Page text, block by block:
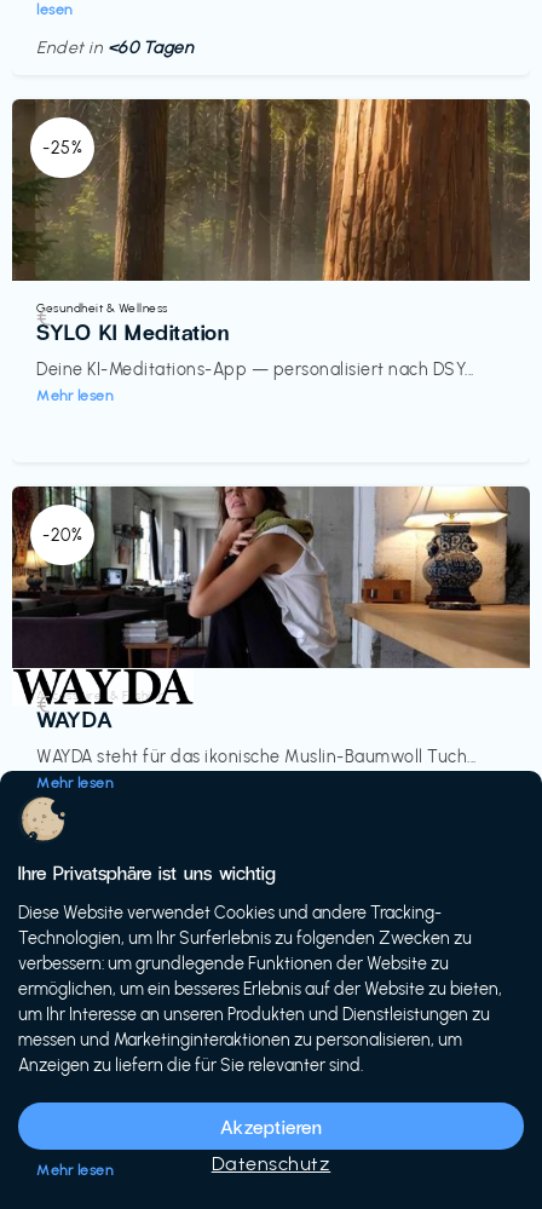
lesen
Endet in <60 Tagen
-25%
Gesundheit & Wellness
SYLO KI Meditation
Deine KI-Meditations-App — personalisiert nach DSY...
Mehr lesen
€‎
-20%
Accessoires & Fashion
WAYDA
WAYDA steht für das ikonische Muslin-Baumwoll Tuch...
Mehr lesen
€‎
-20%
Siech Cycles
Entdecke den Schweizer Brand für urbane Fahrräder...
Mehr lesen
Ihre Privatsphäre ist uns wichtig
Diese Website verwendet Cookies und andere Tracking-
Technologien, um Ihr Surferlebnis zu folgenden Zwecken zu
verbessern: um grundlegende Funktionen der Website zu
ermöglichen, um ein besseres Erlebnis auf der Website zu bieten,
um Ihr Interesse an unseren Produkten und Dienstleistungen zu
messen und Marketinginteraktionen zu personalisieren, um
Anzeigen zu liefern die für Sie relevanter sind.
Akzeptieren
Datenschutz